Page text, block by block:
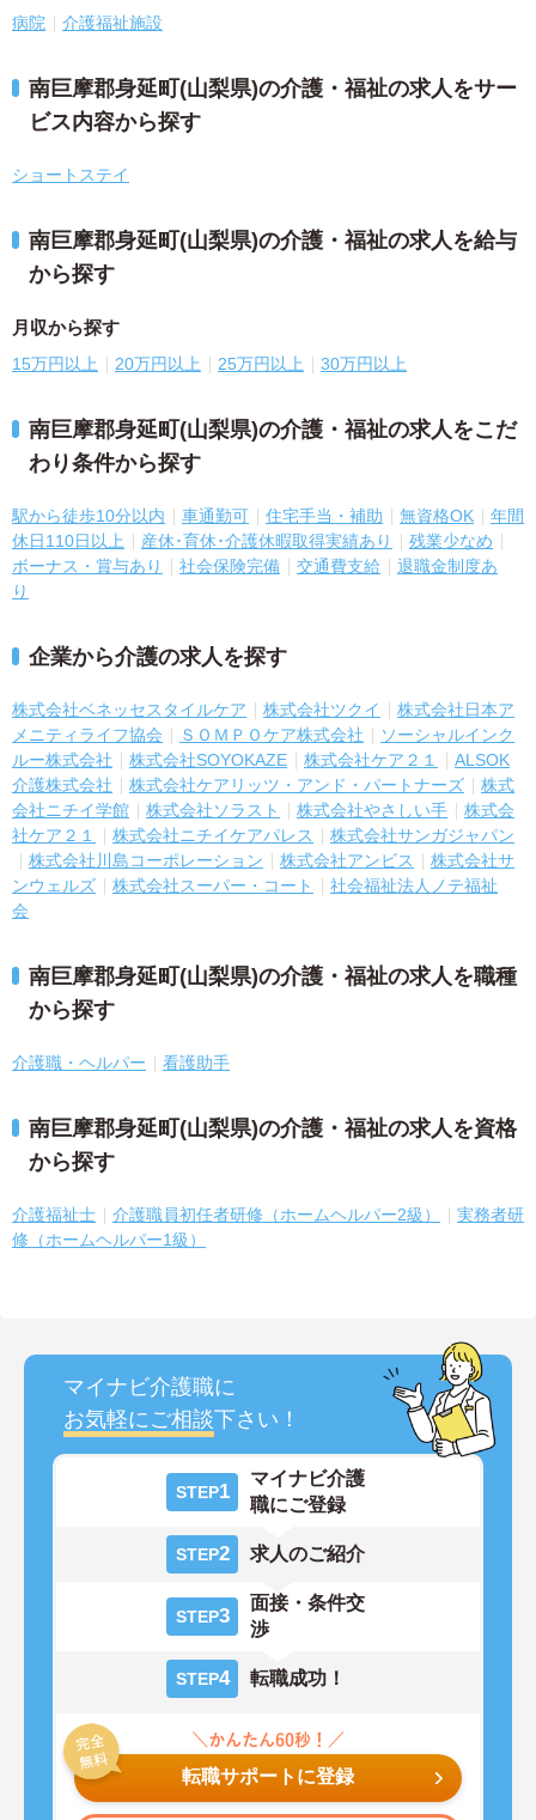
病院 介護福祉施設
南巨摩郡身延町(山梨県)の介護・福祉の求人をサー
ビス内容から探す
ショートステイ
南巨摩郡身延町(山梨県)の介護・福祉の求人を給与
から探す
月収から探す
15万円以上 20万円以上 25万円以上 30万円以上
南巨摩郡身延町(山梨県)の介護・福祉の求人をこだ
わり条件から探す
駅から徒歩10分以内 車通勤可 住宅手当・補助 無資格OK
年間
休日110日以上
産休･育休･介護休暇取得実績あり
残業少なめ
ボーナス・賞与あり
社会保険完備 交通費支給
退職金制度あ
り
企業から介護の求人を探す
株式会社ベネッセスタイルケア 株式会社ツクイ
株式会社日本ア
メニティライフ協会
ＳＯＭＰＯケア株式会社
ソーシャルインク
ルー株式会社
株式会社SOYOKAZE 株式会社ケア２１
ALSOK
介護株式会社
株式会社ケアリッツ・アンド・パートナーズ
株式
会社ニチイ学館
株式会社ソラスト 株式会社やさしい手
株式会
社ケア２１
株式会社ニチイケアパレス
株式会社サンガジャパン
株式会社川島コーポレーション
株式会社アンビス
株式会社サ
ンウェルズ
株式会社スーパー・コート
社会福祉法人ノテ福祉
会
南巨摩郡身延町(山梨県)の介護・福祉の求人を職種
から探す
介護職・ヘルパー 看護助手
南巨摩郡身延町(山梨県)の介護・福祉の求人を資格
から探す
介護福祉士 介護職員初任者研修（ホームヘルパー2級）
実務者研
修（ホームヘルパー1級）
マイナビ介護職に
お気軽にご相談下さい！
STEP1
マイナビ介護
職にご登録
STEP2 求人のご紹介
STEP3
面接・条件交
渉
STEP4 転職成功！
転職サポートに登録